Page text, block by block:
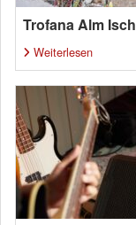
Trofana Alm
Weiterlesen